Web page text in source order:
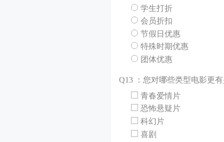
学生打折
会员折扣
节假日优惠
特殊时期优惠
团体优惠
Q13 ：您对哪些类型电影更有
青春爱情片
恐怖悬疑片
科幻片
喜剧